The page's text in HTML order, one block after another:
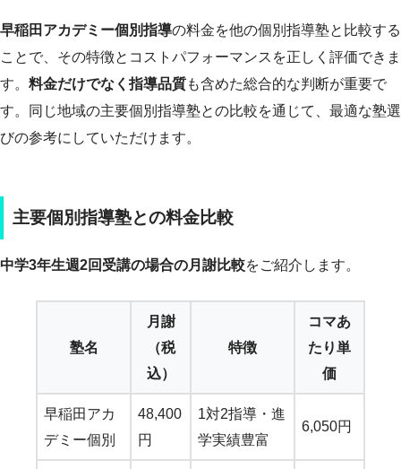
早稲田アカデミー個別指導の料金を他の個別指導塾と比較する
ことで、その特徴とコストパフォーマンスを正しく評価できま
す。 料金だけでなく指導品質も含めた総合的な判断が重要で
す。同じ地域の主要個別指導塾との比較を通じて、最適な塾選
びの参考にしていただけます。
主要個別指導塾との料金比較
中学3年生週2回受講の場合の月謝比較をご紹介します。
塾名
月謝
（税
込）
特徴
コマあ
たり単
価
早稲田アカ
デミー個別
48,400
円
1対2指導・進
学実績豊富
6,050円